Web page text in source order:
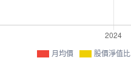
月均價 股價淨值比